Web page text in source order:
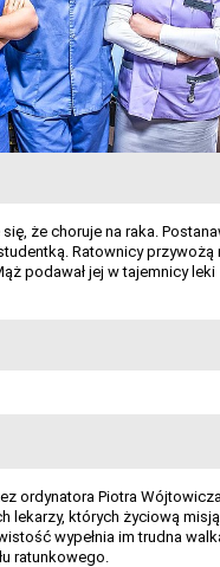
że choruje na raka.
Ratownicy przywożą
podawał jej w tajemnicy leki
ordynatora Piotra
lekarzy, których życiową
wypełnia im trudna
ratunkowego.